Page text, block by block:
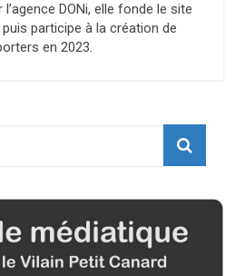
DONi, elle fonde le site
participe à la création de
en 2023.